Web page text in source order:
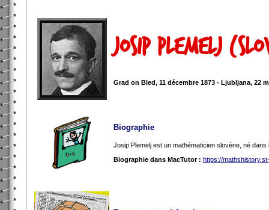
Josip Plemelj
Grad on Bled, 11 décembre 1873 - Ljubljana, 22
Biographie
Josip Plemelj est un mathématicien slovène, né
Biographie dans MacTutor : https://